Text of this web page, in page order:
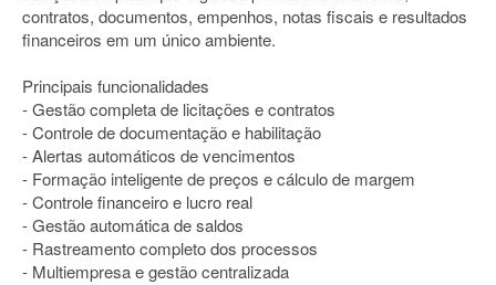
contratos, documentos, empenhos, notas fiscais e resultados
financeiros em um único ambiente.
Principais funcionalidades
- Gestão completa de licitações e contratos
- Controle de documentação e habilitação
- Alertas automáticos de vencimentos
- Formação inteligente de preços e cálculo de margem
- Controle financeiro e lucro real
- Gestão automática de saldos
- Rastreamento completo dos processos
- Multiempresa e gestão centralizada